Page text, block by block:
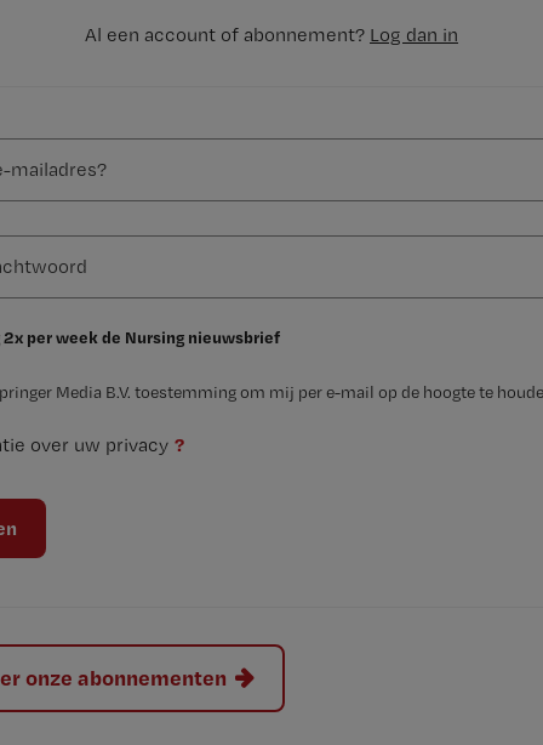
Al een account of abonnement? Log dan in
2x per week de Nursing nieuwsbrief
Media B.V. toestemming om mij per e-mail op de hoogte te
over uw privacy ?
onze abonnementen